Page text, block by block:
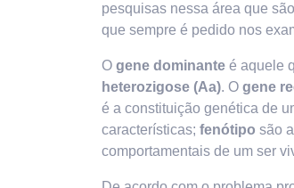
pesquisas nessa área que
que sempre é pedido nos
O gene dominante é aquele
heterozigose (Aa). O gene
é a constituição genética de
características; fenótipo são
comportamentais de um ser